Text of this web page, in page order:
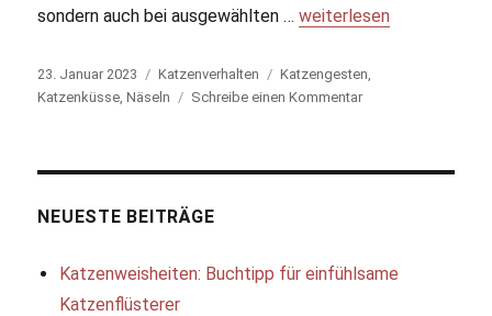
sondern auch bei ausgewählten …„Katze stupst Nase an:
weiterlesen
Veröffentlicht
am
23. Januar 2023 Kategorien
Katzenverhalten Schlagwörter
Katzengesten
Katzenküsse ,Näseln Schreibe einen Kommentar
NEUESTE BEITRÄGE
Katzenweisheiten: Buchtipp für einfühlsame
Katzenflüsterer